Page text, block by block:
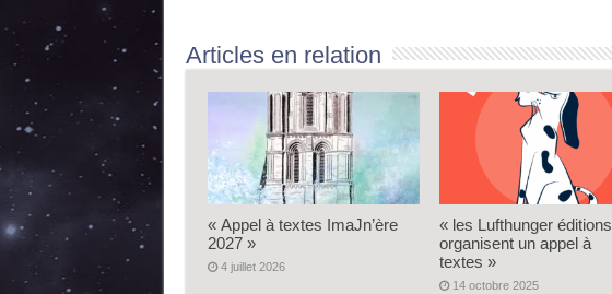
Articles en relation
« Appel à textes ImaJn’ère
2027 »
4 juillet 2026
« les Lufthunger éditions
organisent un appel à
textes »
14 octobre 2025